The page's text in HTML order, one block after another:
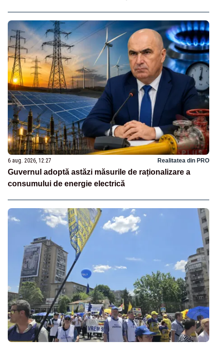
6 aug. 2026, 12:27 Realitatea din PRO
Guvernul adoptă astăzi măsurile de raționalizare a
consumului de energie electrică